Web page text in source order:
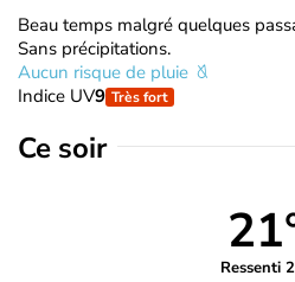
Beau temps malgré quelques
Sans précipitations.
Aucun risque de pluie
Indice UV9 Très fort
Ce soir
Ressenti